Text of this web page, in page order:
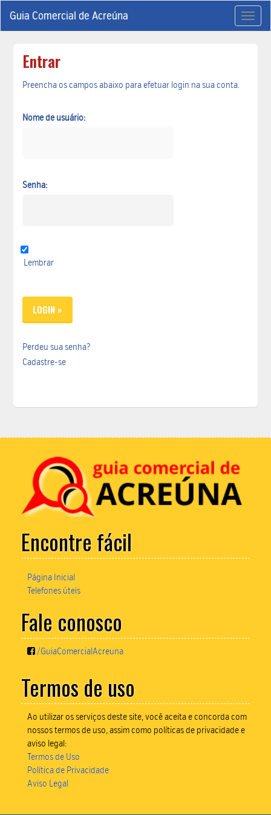
Toggle
Guia Comercial de Acreúna
Entrar
Preencha os campos abaixo para efetuar login na sua conta.
Nome de usuário:
Senha:
Lembrar
Perdeu sua senha?
Cadastre-se
Encontre fácil
Página Inicial
Telefones úteis
Fale conosco
/GuiaComercialAcreuna
Termos de uso
Ao utilizar os serviços deste site, você aceita e concorda com
nossos termos de uso, assim como políticas de privacidade e
aviso legal:
Termos de Uso
Política de Privacidade
Aviso Legal